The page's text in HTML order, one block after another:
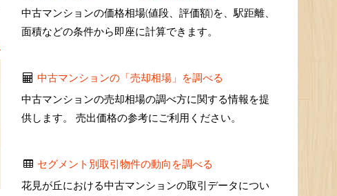
中古マンションの価格相場(値段、評価額)を、駅距離、
面積などの条件から即座に計算できます。
中古マンションの「売却相場」を調べる
中古マンションの売却相場の調べ方に関する情報を提
供します。 売出価格の参考にご利用ください。
セグメント別取引物件の動向を調べる
花見が丘における中古マンションの取引データについ